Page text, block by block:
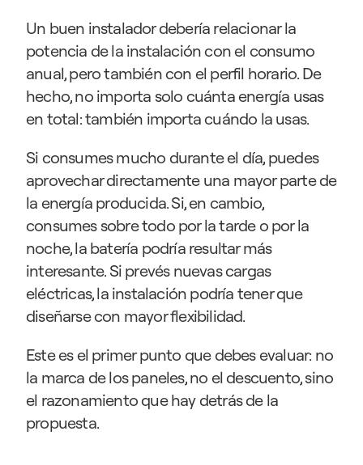
Un buen instalador debería relacionar la
potencia de la instalación con el consumo
anual, pero también con el perfil horario. De
hecho, no importa solo cuánta energía usas
en total: también importa cuándo la usas.
Si consumes mucho durante el día, puedes
aprovechar directamente una mayor parte de
la energía producida. Si, en cambio,
consumes sobre todo por la tarde o por la
noche, la batería podría resultar más
interesante. Si prevés nuevas cargas
eléctricas, la instalación podría tener que
diseñarse con mayor flexibilidad.
Este es el primer punto que debes evaluar: no
la marca de los paneles, no el descuento, sino
el razonamiento que hay detrás de la
propuesta.